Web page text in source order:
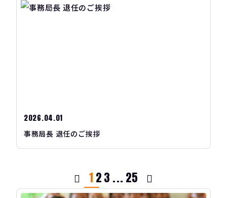
2026.04.01
事務局長 退任のご挨拶
1 23 ... 25